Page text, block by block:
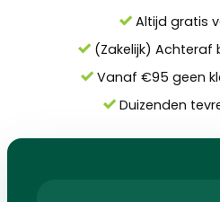
Altijd gratis
(Zakelijk) Achteraf
Vanaf €95 geen
Duizenden